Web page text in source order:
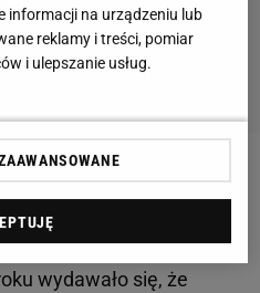
Night 27 w Lublinie.
wydawało się, że
informacji na urządzeniu lub
reklamy i treści, pomiar
i ulepszanie usług.